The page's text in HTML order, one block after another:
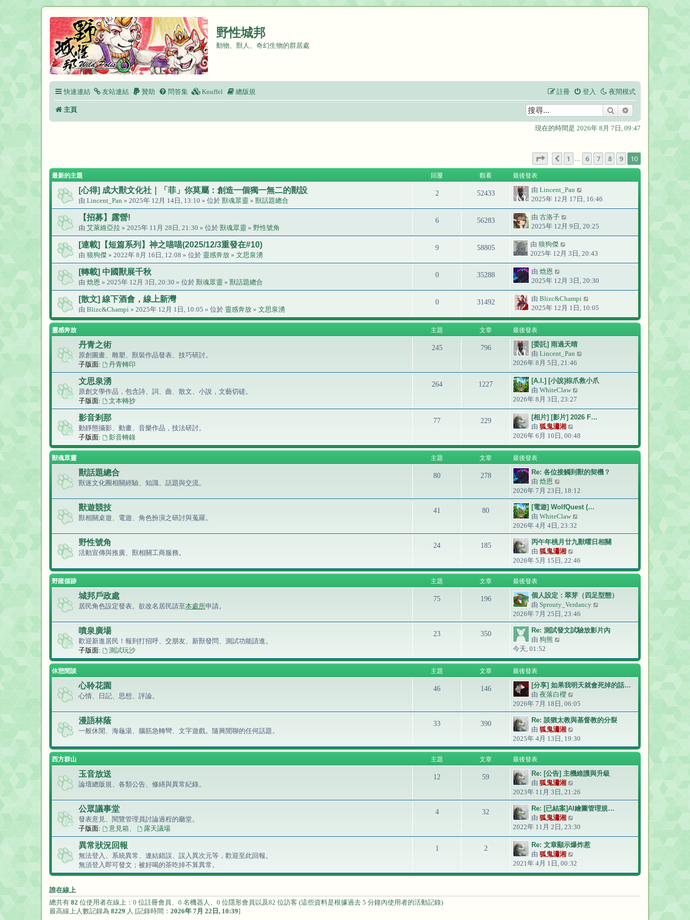
野性城邦
動物、獸人、奇幻生物的群居處
快速連結 夜間模式
友站連結 贊助 問答集 Knuffel 總版規 登入
註冊
主頁 搜尋
現在的時間是 2026年 8月 7日, 09:47
10 頁 (共 10頁)
上一頁
1 6 7 8 9 10
最新的主題 回覆 觀看 最後發表
[心得] 成大獸文化社｜「菲」你莫屬：創造一個獨一無二的獸設
由 Lincent_Pan » 2025年 12月 14日, 13:10 » 位於 獸魂眾靈 » 獸話題總合
2 52433 由 Lincent_Pan
2025年 12月 17日, 16:46
【招募】露營!
由 艾萊維亞拉 » 2025年 11月 28日, 21:30 » 位於 獸魂眾靈 » 野性號角
6 56283 由 古洛子
2025年 12月 9日, 20:25
[連載]【短篇系列】神之喵喵(2025/12/3重發在#10)
由 狼狗傑 » 2022年 8月 16日, 12:08 » 位於 靈感奔放 » 文思泉湧
9 58805 由 狼狗傑
2025年 12月 3日, 20:43
[轉載] 中國獸展千秋
由 焓恩 » 2025年 12月 3日, 20:30 » 位於 獸魂眾靈 » 獸話題總合
0 35288 由 焓恩
2025年 12月 3日, 20:30
[散文] 線下酒會，線上新灣
由 Blizc&Champi » 2025年 12月 1日, 10:05 » 位於 靈感奔放 » 文思泉湧
0 31492 由 Blizc&Champi
2025年 12月 1日, 10:05
靈感奔放 主題 文章 最後發表
丹青之術
原創圖畫、雕塑、獸裝作品發表、技巧研討。
子版面:
丹青轉印
245 796
[委託] 雨過天晴
由 Lincent_Pan
最
後
2026年 8月 5日, 21:46
文思泉湧
原創文學作品，包含詩、詞、曲、散文、小說，文藝切磋。
子版面:
文本轉抄
264 1227
[A.I.] [小說]棕爪救小爪
由 WhiteClaw
最
後
表
2026年 8月 3日, 23:27
影音剎那
動靜態攝影、動畫、音樂作品，技法研討。
子版面:
影音轉錄
77 229
[相片] [影片] 2026 F…
由 狐鬼瀟湘
視
最
發
表
2026年 6月 10日, 00:48
獸魂眾靈 主題 文章 最後發表
獸話題總合
獸迷文化圈相關經驗、知識、話題與交流。
80 278
Re: 各位接觸到獸的契機？
由 焓恩
視
最
後
發
表
2026年 7月 23日, 18:12
獸遊競技
獸相關桌遊、電遊、角色扮演之研討與蒐羅。
41 80
[電遊] WolfQuest (…
由 WhiteClaw
最
後
表
2026年 4月 4日, 23:32
野性號角
活動宣傳與推廣、獸相關工商服務。
24 185
丙午年桃月廿九獸曜日相關
由 狐鬼瀟湘
視
最
發
表
2026年 5月 15日, 22:46
野蹤循跡 主題 文章 最後發表
城邦戶政處
居民角色設定發表。欲改名居民請至本處所申請。
75 196
個人設定：翠芽（四足型態）
由 Sprouty_Verdancy
最
後
2026年 7月 25日, 23:46
噴泉廣場
歡迎新進居民！報到打招呼、交朋友、新獸發問、測試功能請進。
子版面:
測試玩沙
23 350
Re: 測試發文試驗放影片內
由 狗熊
最
發
表
今天, 01:52
休憩閒談 主題 文章 最後發表
心聆花園
心情、日記、思想、評論。
46 146
[分享] 如果我明天就會死掉的話…
由 夜落白櫻
視
最
後
表
2026年 7月 18日, 06:05
漫語林蔭
一般休閒、海龜湯、腦筋急轉彎、文字遊戲。隨興閒聊的任何話題。
33 390
Re: 談猶太教與基督教的分裂
由 狐鬼瀟湘
視
最
發
表
2025年 4月 13日, 19:30
西方群山 主題 文章 最後發表
玉音放送
論壇總版規、各類公告、修繕與異常紀錄。
12 59
Re: [公告] 主機維護與升級
由 狐鬼瀟湘
視
最
後
表
2023年 11月 3日, 21:26
公眾議事堂
發表意見、閱覽管理員討論過程的廳堂。
子版面:
意見箱、 露天議場
4 32
Re: [已結案]AI繪圖管理規…
由 狐鬼瀟湘
視
最
後
表
2022年 11月 2日, 23:30
異常狀況回報
無法登入、系統異常、連結錯誤、誤入異次元等，歡迎至此回報。
無須登入即可發文； 被好喝的茶吃掉不算異常。
1 2
Re: 文章顯示爆炸惹
由 狐鬼瀟湘
視
最
2021年 4月 1日, 00:32
誰在線上
總共有 82 位使用者在線上：0 位註冊會員、0 名機器人、0 位隱形會員以及82 位訪客 (這些資料是根據過去 5 分鐘內使用者的活動記錄)
最高線上人數記錄為 8229 人 [記錄時間： 2026年 7月 22日, 10:39]